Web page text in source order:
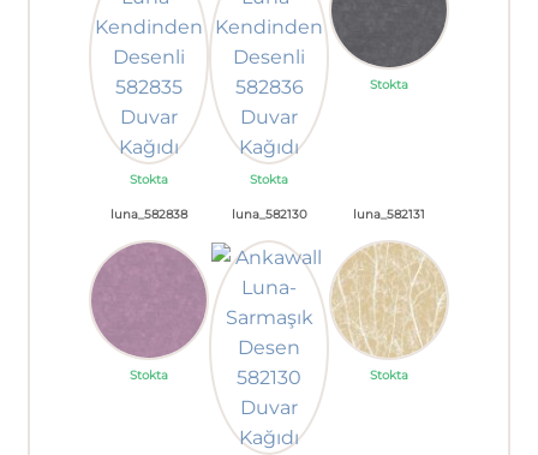
Stokta Stokta
Stokta
luna_582838
Stokta
luna_582130 luna_582131
Stokta